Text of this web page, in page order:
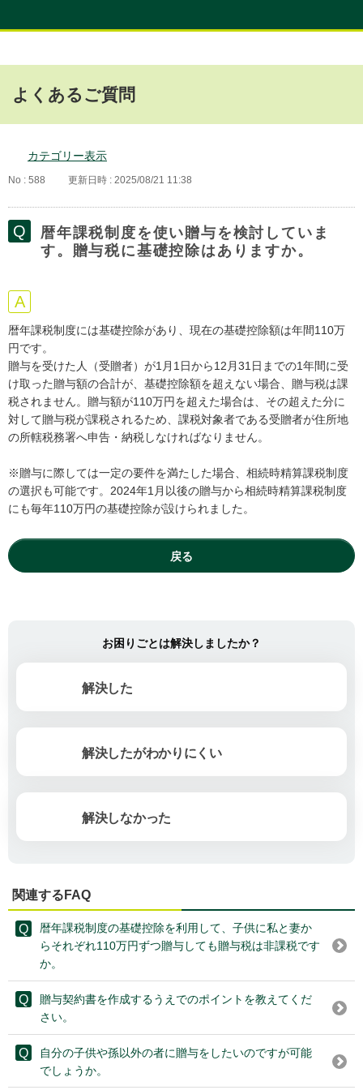
よくあるご質問
カテゴリー表示
No : 588 更新日時 : 2025/08/21 11:38
暦年課税制度を使い贈与を検討していま
す。贈与税に基礎控除はありますか。
暦年課税制度には基礎控除があり、現在の基礎控除額は年間110万
円です。
贈与を受けた人（受贈者）が1月1日から12月31日までの1年間に受
け取った贈与額の合計が、基礎控除額を超えない場合、贈与税は課
税されません。贈与額が110万円を超えた場合は、その超えた分に
対して贈与税が課税されるため、課税対象者である受贈者が住所地
の所轄税務署へ申告・納税しなければなりません。
※贈与に際しては一定の要件を満たした場合、相続時精算課税制度
の選択も可能です。2024年1月以後の贈与から相続時精算課税制度
にも毎年110万円の基礎控除が設けられました。
戻る
お困りごとは解決しましたか？
解決した
解決したがわかりにくい
解決しなかった
関連するFAQ
暦年課税制度の基礎控除を利用して、子供に私と妻か
らそれぞれ110万円ずつ贈与しても贈与税は非課税です
か。
贈与契約書を作成するうえでのポイントを教えてくだ
さい。
自分の子供や孫以外の者に贈与をしたいのですが可能
でしょうか。